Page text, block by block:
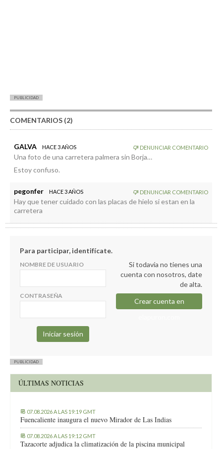
PUBLICIDAD
COMENTARIOS (2)
GALVA HACE 3 AÑOS DENUNCIAR COMENTARIO
Una foto de una carretera palmera sin Borja…
Estoy confuso.
pegonfer HACE 3 AÑOS DENUNCIAR COMENTARIO
Hay que tener cuidado con las placas de hielo si estan en la
carretera
Para participar, identifícate.
NOMBRE DE USUARIO
CONTRASEÑA
Si todavía no tienes una
cuenta con nosotros, date
de alta.
Crear cuenta en
PUBLICIDAD
ÚLTIMAS NOTICIAS
07.08.2026 A LAS 19:19 GMT
Fuencaliente inaugura el nuevo Mirador de Las Indias
07.08.2026 A LAS 19:12 GMT
Tazacorte adjudica la climatización de la piscina municipal